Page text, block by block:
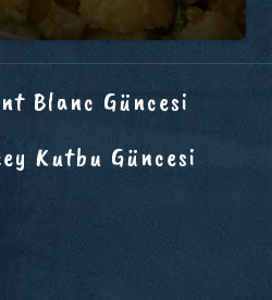
Blanc Güncesi
Kutbu Güncesi